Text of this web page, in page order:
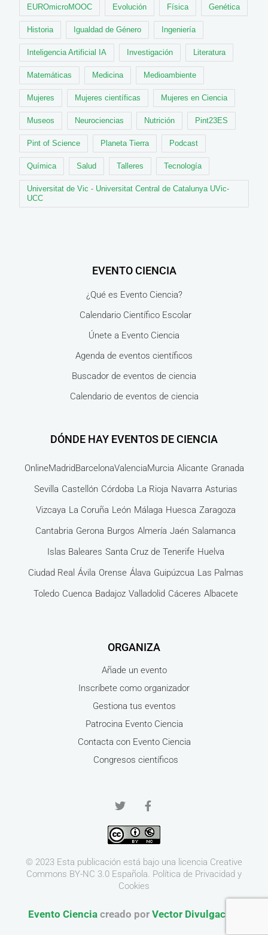
EUROmicroMOOC Evolución Física Genética
Historia Igualdad de Género Ingeniería
Inteligencia Artificial IA Investigación Literatura
Matemáticas Medicina Medioambiente
Mujeres Mujeres científicas Mujeres en Ciencia
Museos Neurociencias Nutrición Pint23ES
Pint of Science Planeta Tierra Podcast
Química Salud Talleres Tecnología
Universitat de Vic - Universitat Central de Catalunya UVic-
UCC
EVENTO CIENCIA
¿Qué es Evento Ciencia?
Calendario Científico Escolar
Únete a Evento Ciencia
Agenda de eventos científicos
Buscador de eventos de ciencia
Calendario de eventos de ciencia
DÓNDE HAY EVENTOS DE CIENCIA
OnlineMadridBarcelonaValenciaMurcia Alicante Granada
Sevilla Castellón Córdoba La Rioja Navarra Asturias
Vizcaya La Coruña León Málaga Huesca Zaragoza
Cantabria Gerona Burgos Almería Jaén Salamanca
Islas Baleares Santa Cruz de Tenerife Huelva
Ciudad Real Ávila Orense Álava Guipúzcua Las Palmas
Toledo Cuenca Badajoz Valladolid Cáceres Albacete
ORGANIZA
Añade un evento
Inscríbete como organizador
Gestiona tus eventos
Patrocina Evento Ciencia
Contacta con Evento Ciencia
Congresos científicos
© 2023 Esta publicación está bajo una licencia Creative
Commons BY-NC 3.0 Española. Política de Privacidad y
Cookies
Evento Cienciacreado por Vector Divulgación